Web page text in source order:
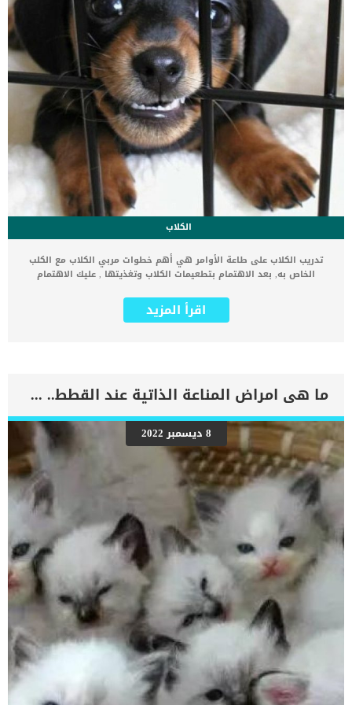
الكلاب
تدريب الكلاب على طاعة الأوامر هي أهم خطوات مربي الكلاب مع الكلب
الخاص به, بعد الاهتمام بتطعيمات الكلاب وتغذيتها , عليك الاهتمام
المشاكل لصاحبة وللمحيطين به. تدريب الكلب على طاعة الأوامر يجب أن
يتم قبل تدريبات الشراسة والهجوم. لأن الكلب الشرس غير المطيع مثل
الجلوس في القفص، او حتى الجلوس في غرفة كاملة بمفرده هو شئ
صحي جدا للكلب لأن هذا القفص او هذه الغرفة ستعزز من ثقة الكلب
بنفسه وتنمي شعورة بالسيطرة والهيمنة على المكان الخاص به. لكن برغم
ذلك فإن تدريب الجرو على الجلوس في القفص أو في أماكن محددة ليس
بالأمر السهل خاصة في بداية تدريب الجراء الصغيرة. سنوضح في هذا
المقال بالتفصيل كيفية تدريب الجرو على الجلوس في القفص لكن يمكنك
استبدال القفص بحجرة مخصصة للجرو للجلوس فيها أو أي مساحة خاصة
بالجرو فقط. فوائد تدريب الجرو على الجلوس في القفص هناك العديد
من الفوائد الجيدة في تدريب الجرو […]
اقرأ المزيد
ما هى امراض المناعة الذاتية عند القطط.. وما الحل ؟
8 ديسمبر 2022